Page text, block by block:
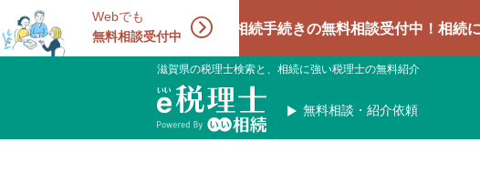
Webでも
無料相談受付中相続手続きの無料相談受付中！相続に強い専門
滋賀県の税理士検索と、相続に強い税理士の無料紹介
無料相談・紹介依頼